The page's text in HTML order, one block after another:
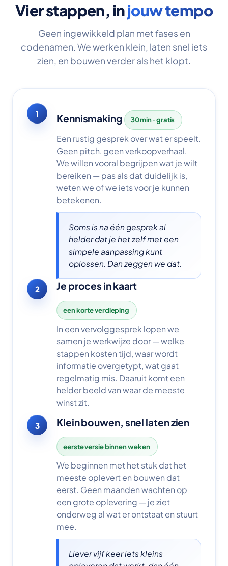
Vier stappen, injouw tempo
Geen ingewikkeld plan met fases en
codenamen. We werken klein, laten snel iets
zien, en bouwen verder als het klopt.
1 Kennismaking 30 min · gratis
Een rustig gesprek over wat er speelt.
Geen pitch, geen verkoopverhaal.
We willen vooral begrijpen wat je wilt
bereiken — pas als dat duidelijk is,
weten we of we iets voor je kunnen
betekenen.
Soms is na één gesprek al
helder dat je het zelf met een
simpele aanpassing kunt
oplossen. Dan zeggen we dat.
2 Je proces in kaart
een korte verdieping
In een vervolggesprek lopen we
samen je werkwijze door — welke
stappen kosten tijd, waar wordt
informatie overgetypt, wat gaat
regelmatig mis. Daaruit komt een
helder beeld van waar de meeste
winst zit.
3 Klein bouwen, snel laten zien
eerste versie binnen weken
We beginnen met het stuk dat het
meeste oplevert en bouwen dat
eerst. Geen maanden wachten op
een grote oplevering — je ziet
onderweg al wat er ontstaat en stuurt
mee.
Liever vijf keer iets kleins